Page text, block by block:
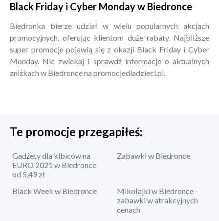
Black Friday i Cyber Monday w Biedronce
Biedronka bierze udział w wielu popularnych akcjach
promocyjnych, oferując klientom duże rabaty. Najbliższe
super promocje pojawią się z okazji Black Friday i Cyber
Monday. Nie zwlekaj i sprawdź informacje o aktualnych
zniżkach w Biedronce na promocjedladzieci.pl.
Te promocje przegapiłeś:
Gadżety dla kibiców na
EURO 2021 w Biedronce
od 5,49 zł
Zabawki w Biedronce
Black Week w Biedronce
Mikołajki w Biedronce -
zabawki w atrakcyjnych
cenach